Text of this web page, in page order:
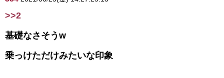
>>2
基礎なさそうw
乗っけただけみたいな印象